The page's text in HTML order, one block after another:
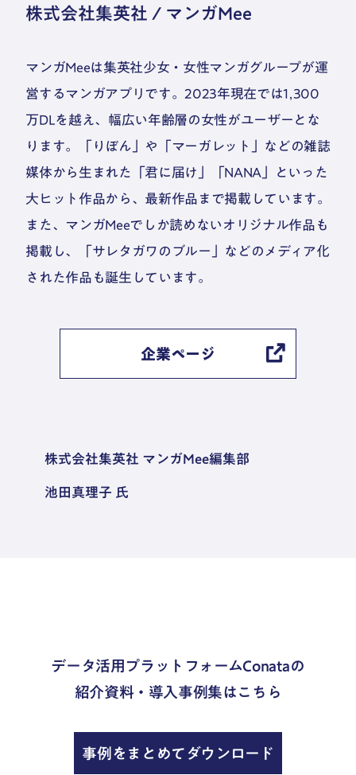
株式会社集英社 / マンガMee
マンガMeeは集英社少女・女性マンガグループが運
営するマンガアプリです。2023年現在では1,300
万DLを越え、幅広い年齢層の女性がユーザーとな
ります。「りぼん」や「マーガレット」などの雑誌
媒体から生まれた「君に届け」「NANA」といった
大ヒット作品から、最新作品まで掲載しています。
また、マンガMeeでしか読めないオリジナル作品も
掲載し、「サレタガワのブルー」などのメディア化
された作品も誕生しています。
企業ページ
株式会社集英社 マンガMee編集部
池田真理子 氏
データ活用プラットフォームConataの
紹介資料・導入事例集はこちら
事例をまとめてダウンロード